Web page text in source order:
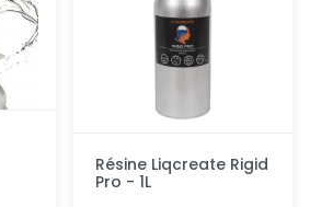
Résine Liqcreate Rigid
Pro - 1L